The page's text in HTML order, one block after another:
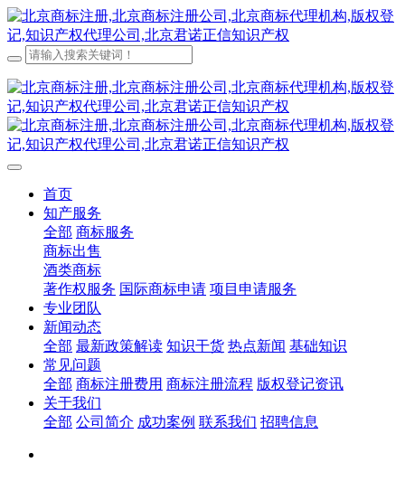
首页
知产服务
全部 商标服务
商标出售
酒类商标
著作权服务 国际商标申请 项目申请服务
专业团队
新闻动态
全部 最新政策解读 知识干货 热点新闻 基础知识
常见问题
全部 商标注册费用 商标注册流程 版权登记资讯
关于我们
全部 公司简介 成功案例 联系我们 招聘信息